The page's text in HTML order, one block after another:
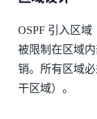
OSPF 引入区
被限制在区域
销。所有区域
干区域）。